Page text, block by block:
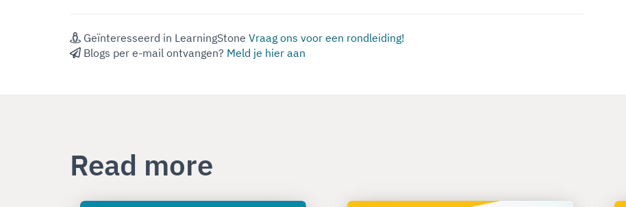
Geïnteresseerd in LearningStone Vraag ons voor een rondleiding!
Blogs per e-mail ontvangen? Meld je hier aan
Read more